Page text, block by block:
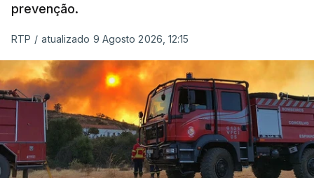
prevenção.
RTP / atualizado 9 Agosto 2026, 12:15